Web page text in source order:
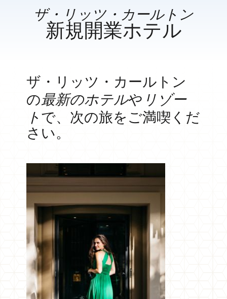
ザ・リッツ・カールトン
新規開業ホテル
ザ・リッツ・カールトン
の最新のホテルや リゾー
ト で、次の旅をご満喫くだ
さい。